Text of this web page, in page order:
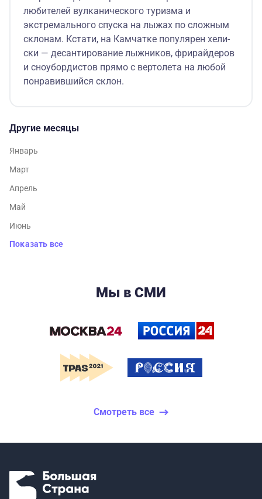
любителей вулканического туризма и
экстремального спуска на лыжах по сложным
склонам. Кстати, на Камчатке популярен хели-
ски — десантирование лыжников, фрирайдеров
и сноубордистов прямо с вертолета на любой
понравившийся склон.
Другие месяцы
Январь
Март
Апрель
Май
Июнь
Показать все
Мы в СМИ
Смотреть все